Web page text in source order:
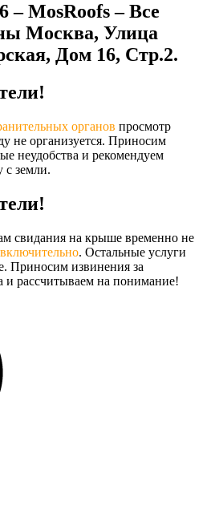
– MosRoofs – Все
Москва, Улица
Дом 16, Стр.2.​
органов просмотр
не организуется. Приносим
неудобства и рекомендуем
с земли.
свидания на крыше временно не
. Остальные услуги
Приносим извинения за
и рассчитываем на понимание!